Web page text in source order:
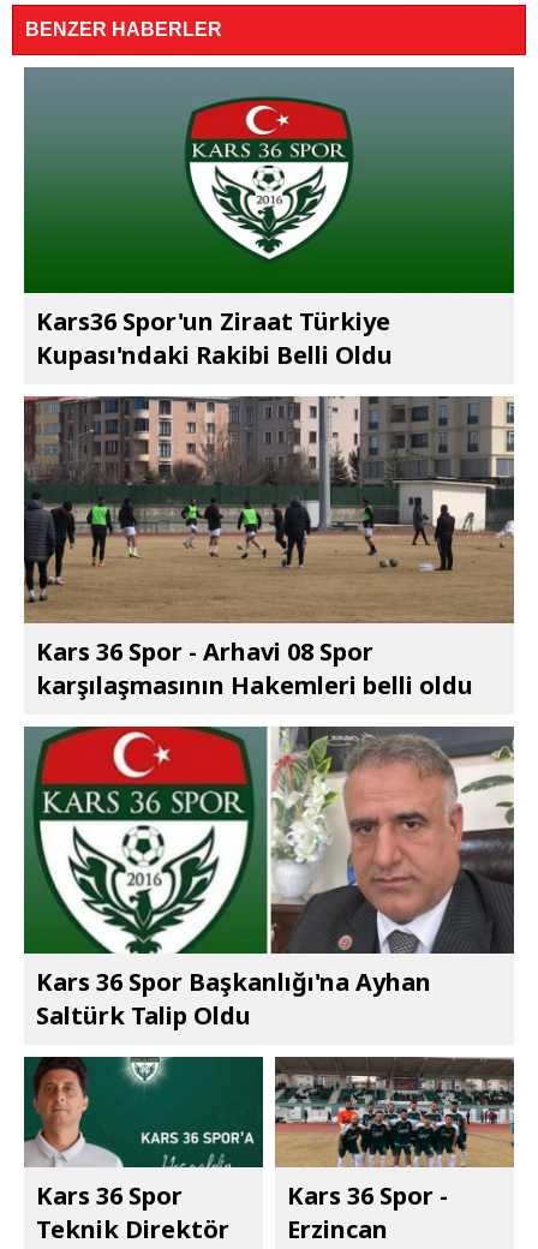
BENZER HABERLER
Kars36 Spor'un Ziraat Türkiye
Kupası'ndaki Rakibi Belli Oldu
Kars 36 Spor - Arhavi 08 Spor
karşılaşmasının Hakemleri belli oldu
Kars 36 Spor Başkanlığı'na Ayhan
Saltürk Talip Oldu
Kars 36 Spor
Teknik Direktör
Kars 36 Spor -
Erzincan